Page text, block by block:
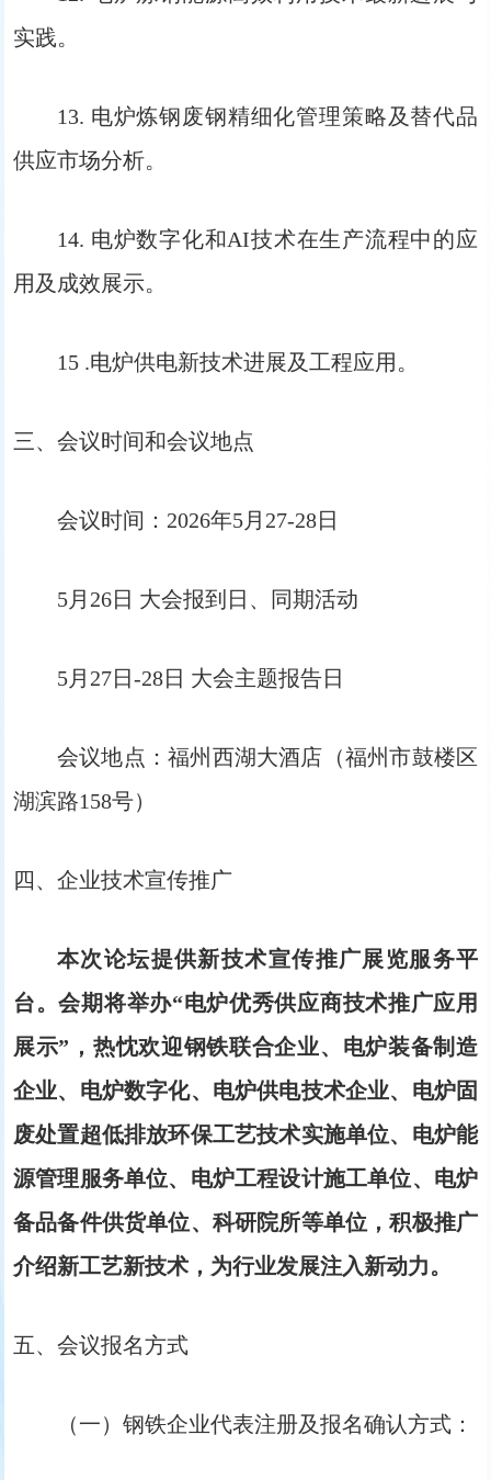
实践。
13. 电炉炼钢废钢精细化管理策略及替代品
供应市场分析。
14. 电炉数字化和AI技术在生产流程中的应
用及成效展示。
15 .电炉供电新技术进展及工程应用。
三、会议时间和会议地点
会议时间：2026年5月27-28日
5月26日 大会报到日、同期活动
5月27日-28日 大会主题报告日
会议地点：福州西湖大酒店（福州市鼓楼区
湖滨路158号）
四、企业技术宣传推广
本次论坛提供新技术宣传推广展览服务平
台。会期将举办“电炉优秀供应商技术推广应用
展示”，热忱欢迎钢铁联合企业、电炉装备制造
企业、电炉数字化、电炉供电技术企业、电炉固
废处置超低排放环保工艺技术实施单位、电炉能
源管理服务单位、电炉工程设计施工单位、电炉
备品备件供货单位、科研院所等单位，积极推广
介绍新工艺新技术，为行业发展注入新动力。
五、会议报名方式
（一）钢铁企业代表注册及报名确认方式：